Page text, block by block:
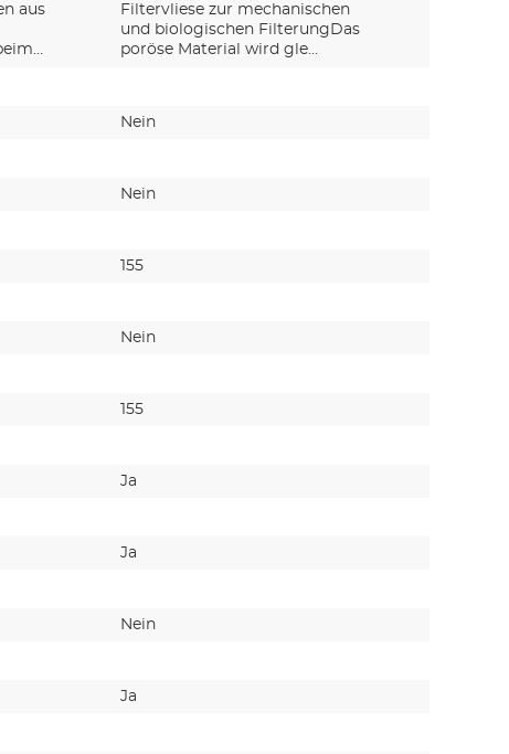
aus
Filtervliese zur mechanischen
und biologischen FilterungDas
poröse Material wird gle…
Nein
Nein
155
Nein
155
Ja
Ja
Nein
Ja